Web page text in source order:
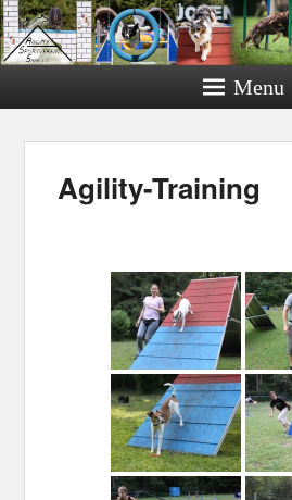
Menu
Agility-Training